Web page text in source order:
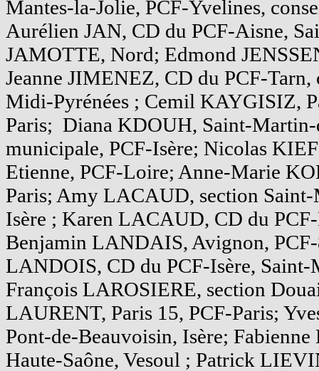
Mantes-la-Jolie, PCF-Yvelines,
Aurélien JAN, CD du PCF-Aisne,
JAMOTTE, Nord; Edmond
Jeanne JIMENEZ, CD du PCF-
Midi-Pyrénées ; Cemil KAYGISIZ,
Paris; Diana KDOUH, Saint-Martin-
municipale, PCF-Isère; Nicolas
Etienne, PCF-Loire; Anne-Marie
Paris; Amy LACAUD, section Saint-
Isère ; Karen LACAUD, CD du
Benjamin LANDAIS, Avignon,
LANDOIS, CD du PCF-Isère, Saint-
François LAROSIERE, section
LAURENT, Paris 15, PCF-Paris;
Pont-de-Beauvoisin, Isère;
Haute-Saône, Vesoul ; Patrick